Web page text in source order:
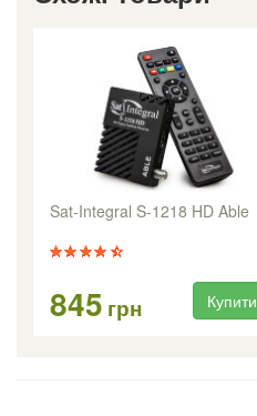
Sat-Integral S-1218 HD Able
845 грн Купити